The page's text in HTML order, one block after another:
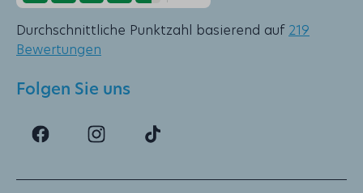
Durchschnittliche Punktzahl basierend auf 219
Bewertungen
Folgen Sie uns